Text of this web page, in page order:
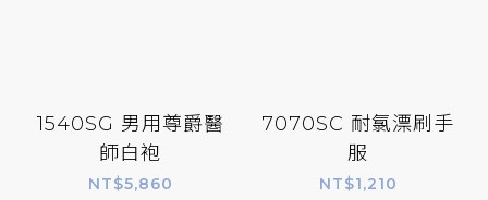
1540SG 男用尊爵醫
師白袍
NT$5,860
7070SC 耐氯漂刷手
服
NT$1,210